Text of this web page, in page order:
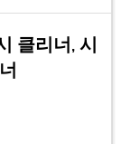
클리너, 시